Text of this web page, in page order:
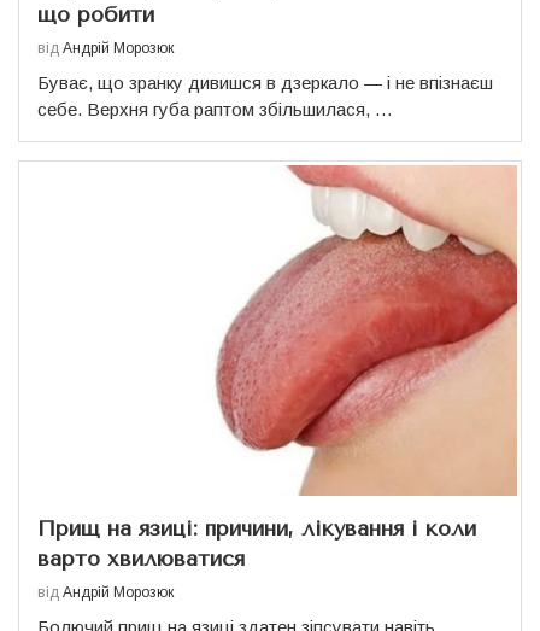
що робити
від Андрій Морозюк
Буває, що зранку дивишся в дзеркало — і не впізнаєш
себе. Верхня губа раптом збільшилася, …
Прищ на язиці: причини, лікування і коли
варто хвилюватися
від Андрій Морозюк
Болючий прищ на язиці здатен зіпсувати навіть